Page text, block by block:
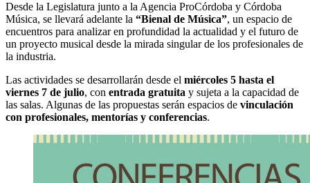
Desde la Legislatura junto a la Agencia ProCórdoba y Córdoba
Música, se llevará adelante la “Bienal de Música”, un espacio de
encuentros para analizar en profundidad la actualidad y el futuro de
un proyecto musical desde la mirada singular de los profesionales de
la industria.
Las actividades se desarrollarán desde el miércoles 5 hasta el
viernes 7 de julio, con entrada gratuita y sujeta a la capacidad de
las salas. Algunas de las propuestas serán espacios de vinculación
con profesionales, mentorías y conferencias.